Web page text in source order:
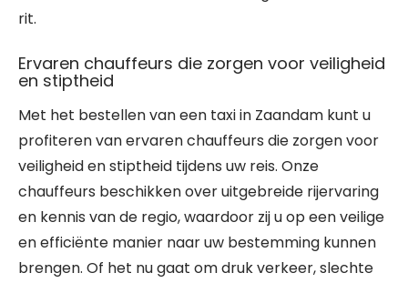
rit.
Ervaren chauffeurs die zorgen voor veiligheid
en stiptheid
Met het bestellen van een taxi in Zaandam kunt u
profiteren van ervaren chauffeurs die zorgen voor
veiligheid en stiptheid tijdens uw reis. Onze
chauffeurs beschikken over uitgebreide rijervaring
en kennis van de regio, waardoor zij u op een veilige
en efficiënte manier naar uw bestemming kunnen
brengen. Of het nu gaat om druk verkeer, slechte